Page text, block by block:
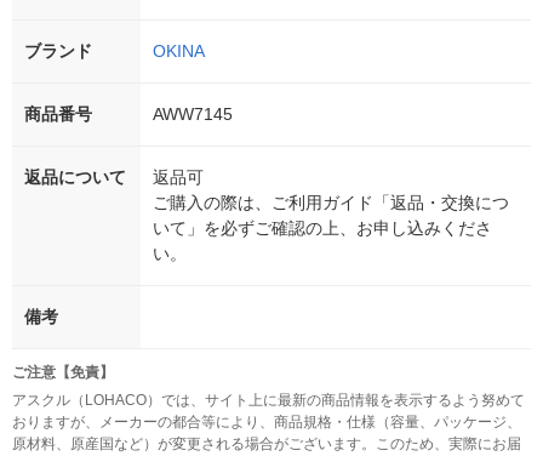
ブランド OKINA
商品番号 AWW7145
返品について
返品可
ご購入の際は、ご利用ガイド「返品・交換につ
いて」を必ずご確認の上、お申し込みくださ
い。
備考
ご注意【免責】
アスクル（LOHACO）では、サイト上に最新の商品情報を表示するよう努めて
おりますが、メーカーの都合等により、商品規格・仕様（容量、パッケージ、
原材料、原産国など）が変更される場合がございます。このため、実際にお届